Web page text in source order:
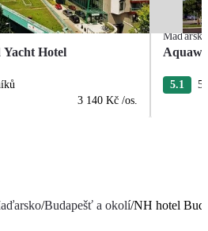
Yacht Hotel
3 140 Kč /os.
Maďarsko
5.1
/Budapešť a okolí/NH hotel